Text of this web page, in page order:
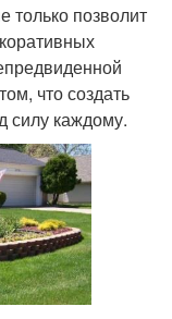
только позволит
что создать
силу каждому.